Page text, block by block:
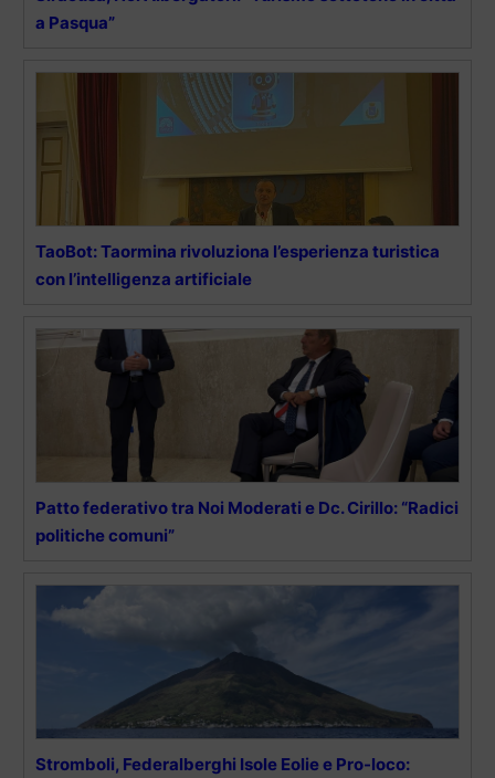
a Pasqua”
TaoBot: Taormina rivoluziona l’esperienza turistica
con l’intelligenza artificiale
Patto federativo tra Noi Moderati e Dc. Cirillo: “Radici
politiche comuni”
Stromboli, Federalberghi Isole Eolie e Pro-loco: